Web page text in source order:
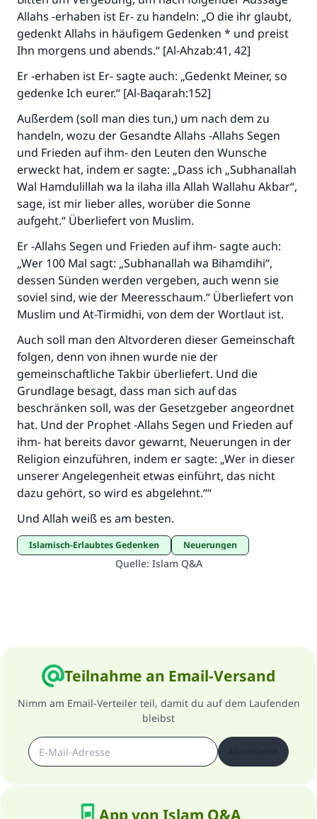
Allahs -erhaben ist Er- zu handeln: „O die ihr glaubt,
gedenkt Allahs in häufigem Gedenken * und preist
Ihn morgens und abends.“ [Al-Ahzab:41, 42]
Er -erhaben ist Er- sagte auch: „Gedenkt Meiner, so
gedenke Ich eurer.“ [Al-Baqarah:152]
Außerdem (soll man dies tun,) um nach dem zu
handeln, wozu der Gesandte Allahs -Allahs Segen
und Frieden auf ihm- den Leuten den Wunsche
erweckt hat, indem er sagte: „Dass ich „Subhanallah
Wal Hamdulillah wa la ilaha illa Allah Wallahu Akbar“,
sage, ist mir lieber alles, worüber die Sonne
aufgeht.“ Überliefert von Muslim.
Er -Allahs Segen und Frieden auf ihm- sagte auch:
„Wer 100 Mal sagt: „Subhanallah wa Bihamdihi“,
dessen Sünden werden vergeben, auch wenn sie
soviel sind, wie der Meeresschaum.“ Überliefert von
Muslim und At-Tirmidhi, von dem der Wortlaut ist.
Auch soll man den Altvorderen dieser Gemeinschaft
folgen, denn von ihnen wurde nie der
gemeinschaftliche Takbir überliefert. Und die
Grundlage besagt, dass man sich auf das
beschränken soll, was der Gesetzgeber angeordnet
hat. Und der Prophet -Allahs Segen und Frieden auf
ihm- hat bereits davor gewarnt, Neuerungen in der
Religion einzuführen, indem er sagte: „Wer in dieser
unserer Angelegenheit etwas einführt, das nicht
dazu gehört, so wird es abgelehnt.““
Und Allah weiß es am besten.
Islamisch-Erlaubtes Gedenken Neuerungen
Quelle: Islam Q&A
Teilnahme an Email-Versand
Nimm am Email-Verteiler teil, damit du auf dem Laufenden
bleibst
App von Islam Q&A